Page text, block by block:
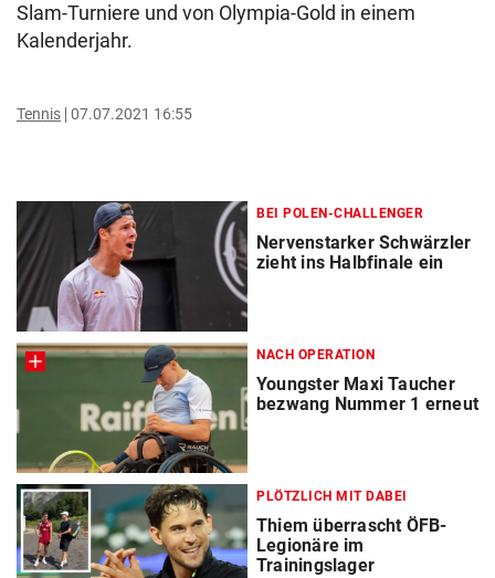
Slam-Turniere und von Olympia-Gold in einem
Kalenderjahr.
Tennis 07.07.2021 16:55
BEI POLEN-CHALLENGER
Nervenstarker Schwärzler
zieht ins Halbfinale ein
NACH OPERATION
Youngster Maxi Taucher
bezwang Nummer 1 erneut
PLÖTZLICH MIT DABEI
Thiem überrascht ÖFB-
Legionäre im
Trainingslager